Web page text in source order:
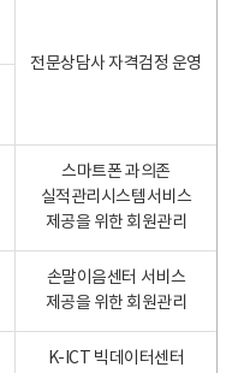
전문상담사 자격검정 운영
스마트폰 과의존
실적관리시스템서비스
제공을 위한 회원관리
손말이음센터 서비스
제공을 위한 회원관리
K-ICT 빅데이터센터